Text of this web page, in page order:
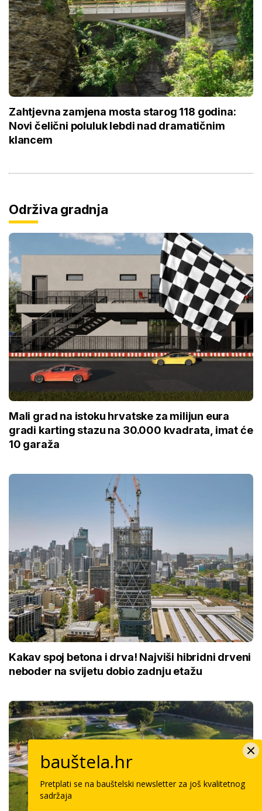
Zahtjevna zamjena mosta starog 118 godina:
Novi čelični poluluk lebdi nad dramatičnim
klancem
Održiva gradnja
Mali grad na istoku hrvatske za milijun eura
gradi karting stazu na 30.000 kvadrata, imat će
10 garaža
Kakav spoj betona i drva! Najviši hibridni drveni
neboder na svijetu dobio zadnju etažu
bauštela.hr
Pretplati se na bauštelski newsletter za još kvalitetnog
sadržaja